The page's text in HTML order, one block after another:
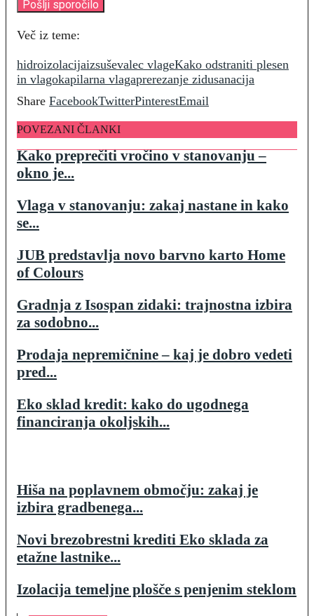
Več iz teme:
hidroizolacijaizsuševalec vlageKako odstraniti plesen
in vlagokapilarna vlagaprerezanje zidusanacija
Share FacebookTwitterPinterestEmail
POVEZANI ČLANKI
Kako preprečiti vročino v stanovanju –
okno je...
Vlaga v stanovanju: zakaj nastane in kako
se...
JUB predstavlja novo barvno karto Home
of Colours
Gradnja z Isospan zidaki: trajnostna izbira
za sodobno...
Prodaja nepremičnine – kaj je dobro vedeti
pred...
Eko sklad kredit: kako do ugodnega
financiranja okoljskih...
Hiša na poplavnem območju: zakaj je
izbira gradbenega...
Novi brezobrestni krediti Eko sklada za
etažne lastnike...
Izolacija temeljne plošče s penjenim steklom